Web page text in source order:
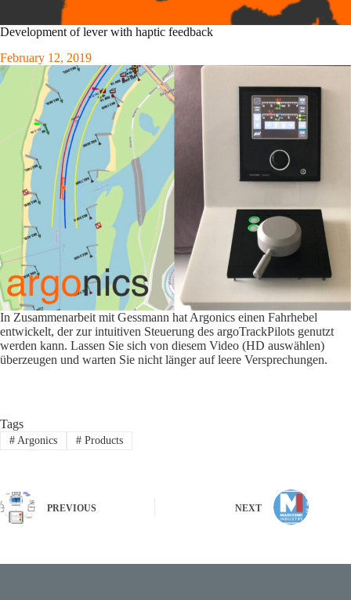
Development of lever with haptic feedback
February 12, 2019
In Zusammenarbeit mit Gessmann hat Argonics einen Fahrhebel
entwickelt, der zur intuitiven Steuerung des argoTrackPilots genutzt
werden kann. Lassen Sie sich von diesem Video (HD auswählen)
überzeugen und warten Sie nicht länger auf leere Versprechungen.
Tags
#Argonics #Products
PREVIOUS NEXT